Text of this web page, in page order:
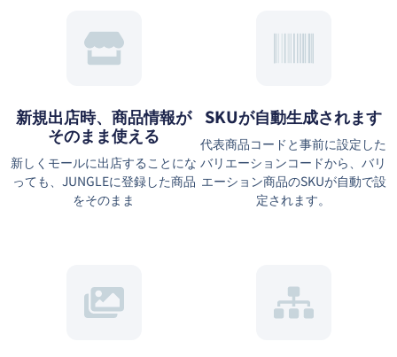
新規出店時、商品情報が
そのまま使える
新しくモールに出店することにな
っても、JUNGLEに登録した商品
をそのまま
SKUが自動生成されます
代表商品コードと事前に設定した
バリエーションコードから、バリ
エーション商品のSKUが自動で設
定されます。